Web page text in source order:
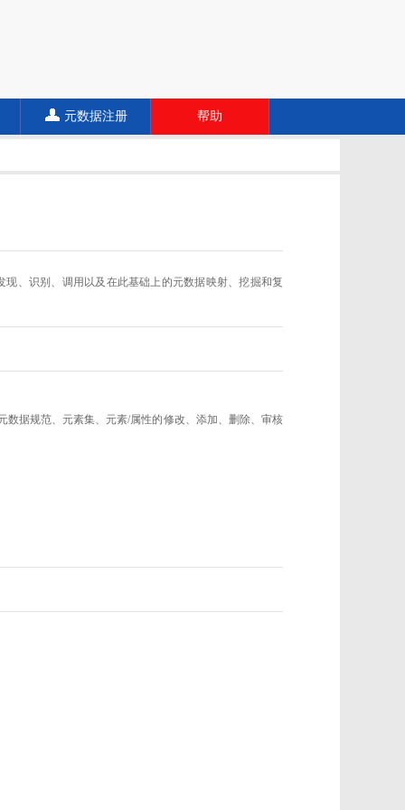
元数据注册 帮助
现、识别、调用以及在此基础上的元数据映射、挖掘和复
据规范、元素集、元素/属性的修改、添加、删除、审核